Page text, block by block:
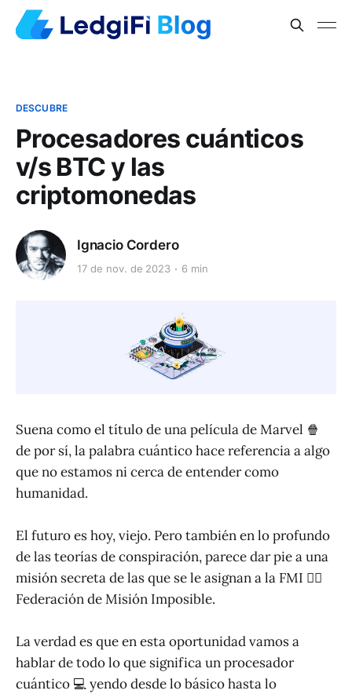
DESCUBRE
Procesadores cuánticos
v/s BTC y las
criptomonedas
Ignacio Cordero
17 de nov. de 2023 6 min
Suena como el título de una película de Marvel 🍿
de por sí, la palabra cuántico hace referencia a algo
que no estamos ni cerca de entender como
humanidad.
El futuro es hoy, viejo. Pero también en lo profundo
de las teorías de conspiración, parece dar pie a una
misión secreta de las que se le asignan a la FMI 🤵‍♂️
Federación de Misión Imposible.
La verdad es que en esta oportunidad vamos a
hablar de todo lo que significa un procesador
cuántico 💻 yendo desde lo básico hasta lo